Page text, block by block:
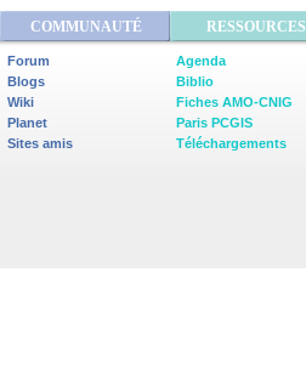
COMMUNAUTÉ RESSOURCES
Forum
Blogs
Wiki
Planet
Sites amis
Agenda
Biblio
Fiches AMO-CNIG
Paris PCGIS
Téléchargements